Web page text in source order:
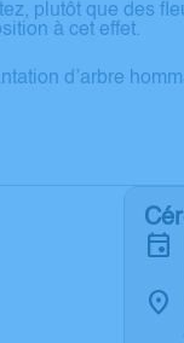
plutôt que des
à cet effet.
d’arbre